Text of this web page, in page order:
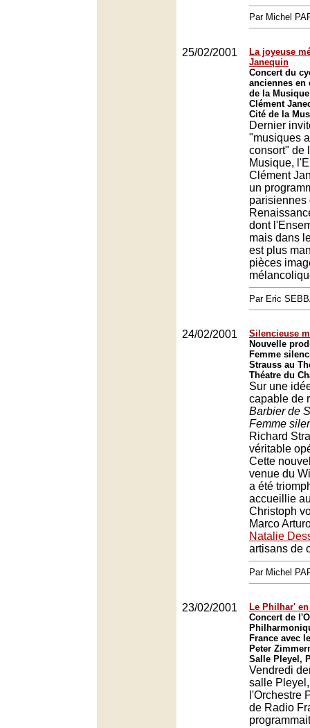
Par Michel
25/02/2001
La joyeuse
Janequin
Concert du
anciennes en
de la
Clément
Cité de la
Dernier
"musiques
consort" de
Musique,
Clément
un
parisiennes
dont
mais dans
est plus
pièces
Par Eric
24/02/2001
Silencieuse
Nouvelle
Femme
Strauss au
Théatre du
Sur une
capable de
Barbier de
Femme
Richard
véritable
Cette
venue du
a été
accueillie
Christoph
Marco
Natalie
artisans de
Par Michel
23/02/2001
Le Philhar'
Concert de
France avec
Peter
Salle Pleyel,
Vendredi
salle Pleyel,
l'Orchestre
de Radio